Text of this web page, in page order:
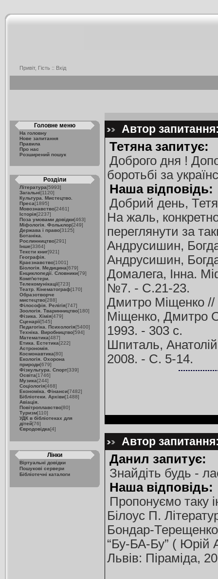
Привіт, Гість :: Вхід
Головне меню
На головну
Нове запитання
Правила
Про нас
Розширений пошук
Розділи
Література[5993]
Загальні[1120]
Культура. Мистецтво.
Преса[1895]
Мовознавство[2461]
Історія[2237]
Поза умовами довідки[463]
Міфологія. Фольклор[249]
Держава і право[3125]
Ботаніка.
Рослинництво[291]
Інше[3364]
Тексти книг[921]
Географія.
Краєзнавство[1001]
Біологія. Медицина[679]
Енциклопедії. Словники[79]
Комп'ютери.
Телекомунікації[723]
Театр. Кінематограф[170]
Образотворче
мистецтво[288]
Філософія. Релігія[747]
Зоологія. Тваринництво[180]
Фізика. Хімія[479]
Сценарії[545]
Педагогіка. Психологія[5400]
Техніка. Виробництво[594]
Математика[487]
Етика. Естетика[222]
Астрономія.
Космонавтика[80]
Екологія. Охорона
природи[679]
Фізкультура. Спорт[339]
Освіта[1746]
Музика[244]
Соціологія[468]
Економіка. Фінанси[7482]
Бібліотеки. Архіви[1488]
Авіація.
Повітроплавство[80]
Туризм[110]
УДК в бібліотеках для
дітей[76]
Євродовідка[4]
Лінки
Віртуальні довідки
Пошукові сервери
Бібліотечні каталоги
Автор
Тетяна запитує:
Доброго дня !
боротьбі за
Наша відповідь:
Добрий день,
На жаль,
переглянути за
Андрусишин,
Андрусишин,
Домалега, Інна.
№7. - С.21-23.
Дмитро Міщенко //
Міщенко, Дмитро
1993. - 303 с.
Шпиталь,
2008. - С. 5-14.
Автор
Данил запитує:
Знайдіть будь -
Наша відповідь:
Пропонуємо таку
Білоус П.
Бондар-
“Бу-БА-Бу” ( Юрій
Львів: Піраміда,